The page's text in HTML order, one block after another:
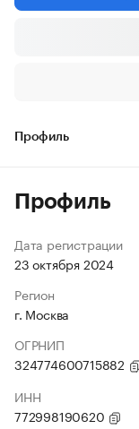
Профиль
Профиль
Дата регистрации
23 октября 2024
Регион
г. Москва
ОГРНИП
324774600715882
ИНН
772998190620